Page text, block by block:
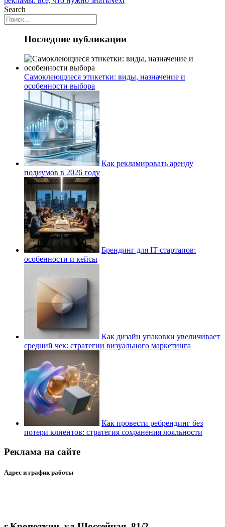
Search
Последние публикации
Самоклеющиеся этикетки: виды, назначение и
особенности выбора
Как рекламировать аренду
подиумов в 2026 году
Брендинг для IT-стартапов:
особенности и кейсы
Как дизайн упаковки увеличивает
средний чек: стратегии визуального маркетинга
Как провести ребрендинг без
потери клиентов: стратегия сохранения лояльности
Реклама на сайте
Адрес и график работы